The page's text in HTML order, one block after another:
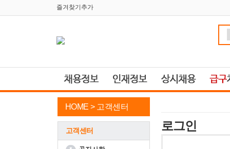
즐겨찾기추가
HOME > 고객센터
고객센터 로그인